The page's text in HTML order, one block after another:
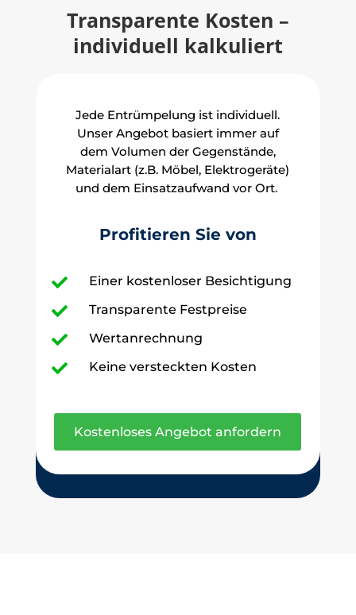
Transparente Kosten –
individuell kalkuliert
Jede Entrümpelung ist individuell.
Unser Angebot basiert immer auf
dem Volumen der Gegenstände,
Materialart (z.B. Möbel, Elektrogeräte)
und dem Einsatzaufwand vor Ort.
Profitieren Sie von
 Einer kostenloser Besichtigung
 Transparente Festpreise
 Wertanrechnung
 Keine versteckten Kosten
Kostenloses Angebot anfordern